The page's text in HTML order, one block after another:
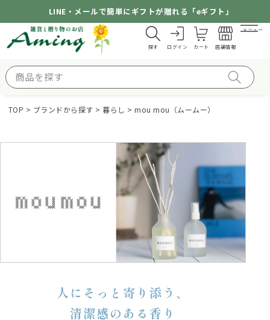
LINE・メールで簡単にギフトが贈れる「eギフト」
探す ログイン カート 店舗情報
メニュー
TOP ブランドから探す 暮らし mou mou（ムームー）
人にそっと寄り添う、
清潔感のある香り